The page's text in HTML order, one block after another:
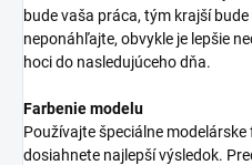
bude vaša práca, tým krajší
neponáhľajte, obvykle je lepšie
hoci do nasledujúceho dňa.
Farbenie modelu
Používajte špeciálne
dosiahnete najlepší výsledok.